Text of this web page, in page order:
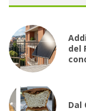
del
Dal